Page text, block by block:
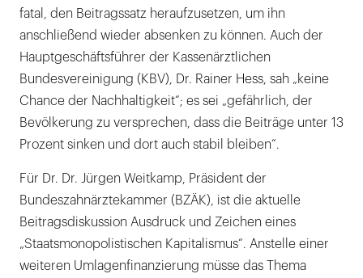
fatal, den Beitragssatz heraufzusetzen, um ihn
anschließend wieder absenken zu können. Auch der
Hauptgeschäftsführer der Kassenärztlichen
Bundesvereinigung (KBV), Dr. Rainer Hess, sah „keine
Chance der Nachhaltigkeit“; es sei „gefährlich, der
Bevölkerung zu versprechen, dass die Beiträge unter 13
Prozent sinken und dort auch stabil bleiben“.
Für Dr. Dr. Jürgen Weitkamp, Präsident der
Bundeszahnärztekammer (BZÄK), ist die aktuelle
Beitragsdiskussion Ausdruck und Zeichen eines
„Staatsmonopolistischen Kapitalismus“. Anstelle einer
weiteren Umlagenfinanzierung müsse das Thema